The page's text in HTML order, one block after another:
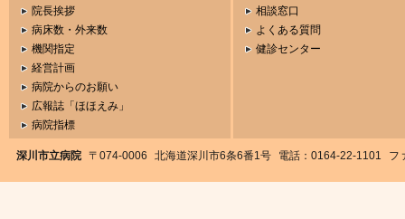
院長挨拶
病床数・外来数
機関指定
経営計画
病院からのお願い
広報誌「ほほえみ」
病院指標
相談窓口
よくある質問
健診センター
深川市立病院 〒074-0006 北海道深川市6条6番1号 電話：0164-22-1101 フ